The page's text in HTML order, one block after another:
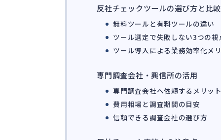
反社チェックツールの選び方と比較
無料ツールと有料ツールの違い
ツール選定で失敗しない3つの視
ツール導入による業務効率化メ
専門調査会社・興信所の活用
専門調査会社へ依頼するメリット
費用相場と調査期間の目安
信頼できる調査会社の選び方